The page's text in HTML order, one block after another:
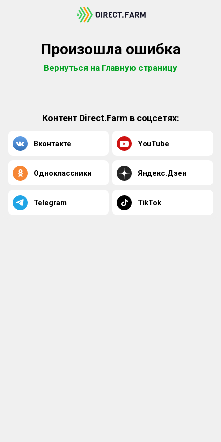
Произошла ошибка
Вернуться на Главную страницу
Контент Direct.Farm в соцсетях:
Вконтакте YouTube
Одноклассники Яндекс.Дзен
Telegram TikTok